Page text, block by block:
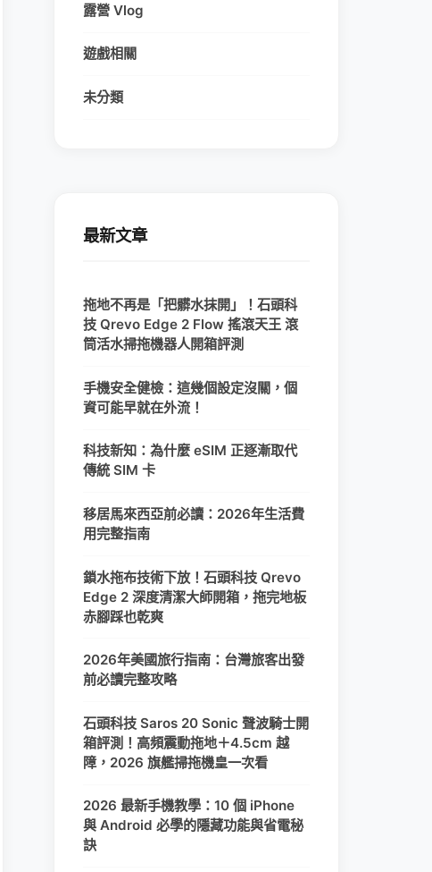
露營 Vlog
遊戲相關
未分類
最新文章
拖地不再是「把髒水抹開」！石頭科
技 Qrevo Edge 2 Flow 搖滾天王 滾
筒活水掃拖機器人開箱評測
手機安全健檢：這幾個設定沒關，個
資可能早就在外流！
科技新知：為什麼 eSIM 正逐漸取代
傳統 SIM 卡
移居馬來西亞前必讀：2026年生活費
用完整指南
鎖水拖布技術下放！石頭科技 Qrevo
Edge 2 深度清潔大師開箱，拖完地板
赤腳踩也乾爽
2026年美國旅行指南：台灣旅客出發
前必讀完整攻略
石頭科技 Saros 20 Sonic 聲波騎士開
箱評測！高頻震動拖地＋4.5cm 越
障，2026 旗艦掃拖機皇一次看
2026 最新手機教學：10 個 iPhone
與 Android 必學的隱藏功能與省電秘
訣